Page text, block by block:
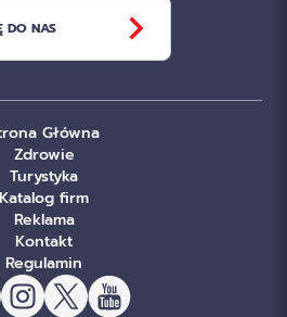
DO NAS
Główna
Zdrowie
Turystyka
Katalog firm
Reklama
Kontakt
Regulamin